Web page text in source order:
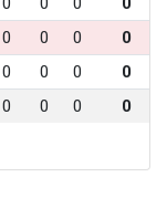
0 0 0
0
0 0 0
0
0 0 0 0